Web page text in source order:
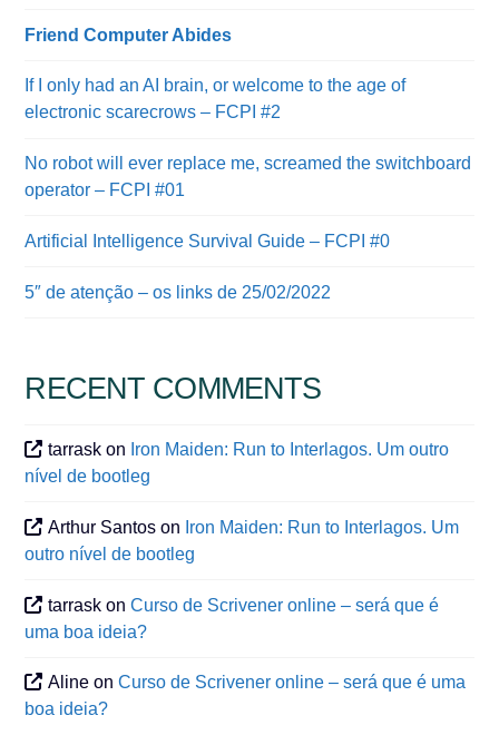
Friend Computer Abides
If I only had an AI brain, or welcome to the age of
electronic scarecrows – FCPI #2
No robot will ever replace me, screamed the switchboard
operator – FCPI #01
Artificial Intelligence Survival Guide – FCPI #0
5″ de atenção – os links de 25/02/2022
RECENT COMMENTS
tarrask on Iron Maiden: Run to Interlagos. Um outro
nível de bootleg
Arthur Santos on Iron Maiden: Run to Interlagos. Um
outro nível de bootleg
tarrask onCurso de Scrivener online – será que é
uma boa ideia?
Aline onCurso de Scrivener online – será que é uma
boa ideia?